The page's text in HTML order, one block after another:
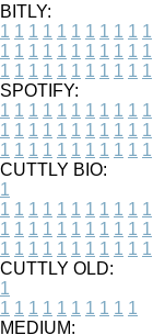
BITLY:
1 1 1 1 1 1 1 1 1 1 1
1 1 1 1 1 1 1 1 1 1 1
1 1 1 1 1 1 1 1 1 1 1
SPOTIFY:
1 1 1 1 1 1 1 1 1 1 1
1 1 1 1 1 1 1 1 1 1 1
1 1 1 1 1 1 1 1 1 1 1
CUTTLY BIO:
1
1 1 1 1 1 1 1 1 1 1 1
1 1 1 1 1 1 1 1 1 1 1
1 1 1 1 1 1 1 1 1 1 1
CUTTLY OLD:
1
1 1 1 1 1 1 1 1 1 1
MEDIUM: